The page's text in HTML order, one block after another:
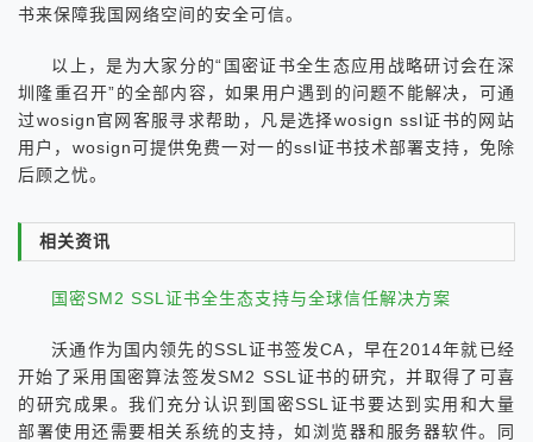
书来保障我国网络空间的安全可信。
以上，是为大家分的“国密证书全生态应用战略研讨会在深
圳隆重召开”的全部内容，如果用户遇到的问题不能解决，可通
过wosign官网客服寻求帮助，凡是选择wosign ssl证书的网站
用户，wosign可提供免费一对一的ssl证书技术部署支持，免除
后顾之忧。
相关资讯
国密SM2 SSL证书全生态支持与全球信任解决方案
沃通作为国内领先的SSL证书签发CA，早在2014年就已经
开始了采用国密算法签发SM2 SSL证书的研究，并取得了可喜
的研究成果。我们充分认识到国密SSL证书要达到实用和大量
部署使用还需要相关系统的支持，如浏览器和服务器软件。同